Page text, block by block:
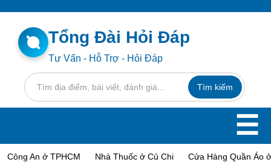
Tổng Đài Hỏi Đáp
Tư Vấn - Hỗ Trợ - Hỏi Đáp
☰
Công An ở TPHCM Nhà Thuốc ở Củ Chi Cửa Hàng Quần Áo